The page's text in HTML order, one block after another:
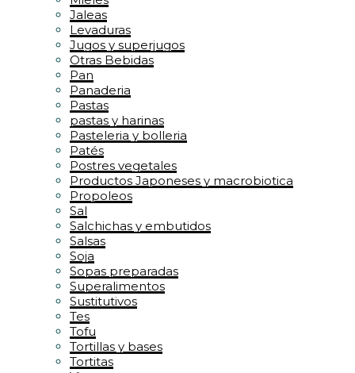
Jaleas
Levaduras
Jugos y superjugos
Otras Bebidas
Pan
Panaderia
Pastas
pastas y harinas
Pasteleria y bolleria
Patés
Postres vegetales
Productos Japoneses y macrobiotica
Propoleos
Sal
Salchichas y embutidos
Salsas
Soja
Sopas preparadas
Superalimentos
Sustitutivos
Tes
Tofu
Tortillas y bases
Tortitas